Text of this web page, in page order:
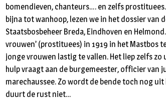
bomendieven, chanteurs…. en zelfs
bijna tot wanhoop, lezen we in het dossier van
Staatsbosbeheer Breda, Eindhoven en
vrouwen’ (prostituees) in 1919 in het Mastbos
jonge vrouwen lastig te vallen. Het liep zelfs
hulp vraagt aan de burgemeester, officier van
marechaussee. Zo wordt de bende toch nog
duurt de rust niet…